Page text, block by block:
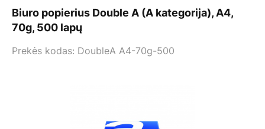
Biuro popierius Double A (A kategorija), A4,
70g, 500 lapų
Prekės kodas: DoubleA A4-70g-500